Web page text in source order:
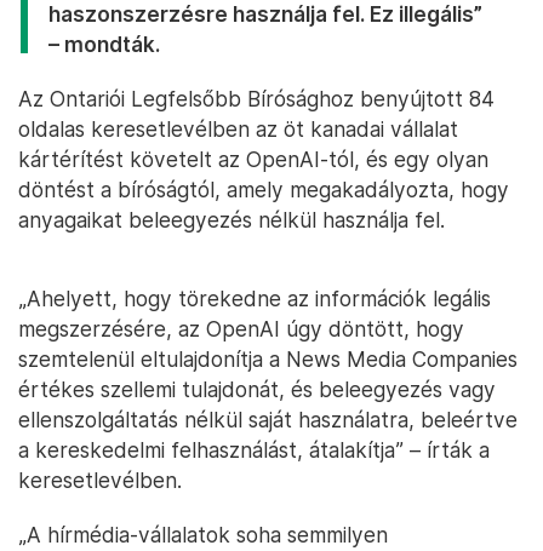
haszonszerzésre használja fel. Ez illegális”
– mondták.
Az Ontariói Legfelsőbb Bírósághoz benyújtott 84
oldalas keresetlevélben az öt kanadai vállalat
kártérítést követelt az OpenAI-tól, és egy olyan
döntést a bíróságtól, amely megakadályozta, hogy
anyagaikat beleegyezés nélkül használja fel.
„Ahelyett, hogy törekedne az információk legális
megszerzésére, az OpenAI úgy döntött, hogy
szemtelenül eltulajdonítja a News Media Companies
értékes szellemi tulajdonát, és beleegyezés vagy
ellenszolgáltatás nélkül saját használatra, beleértve
a kereskedelmi felhasználást, átalakítja” – írták a
keresetlevélben.
„A hírmédia-vállalatok soha semmilyen